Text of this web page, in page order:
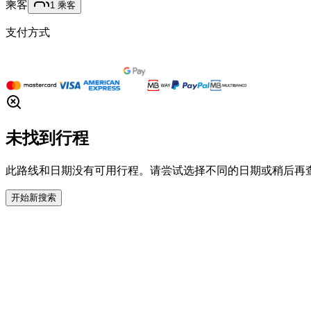
乘客 1 乘客
支付方式
未找到行程
此路线和日期没有可用行程。请尝试选择不同的日期或稍后再
开始新搜索